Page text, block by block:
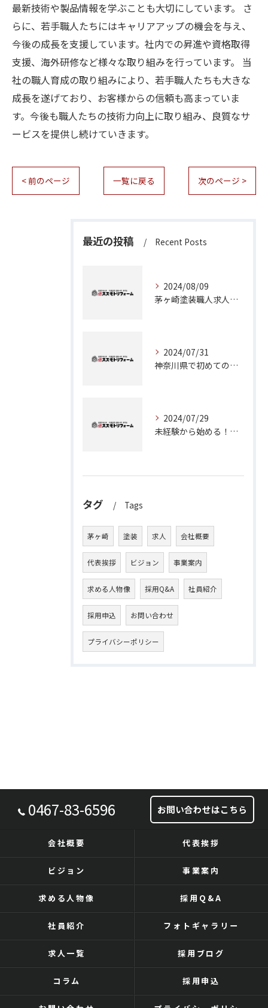
最新技術や製品情報を学ぶことも大切にしています。 さ
らに、若手職人たちにはキャリアアップの機会を与え、
今後の成長を支援しています。社内での昇進や資格取得
支援、海外研修など様々な取り組みを行っています。 当
社の職人育成の取り組みにより、若手職人たちも大きな
成長を遂げており、お客様からの信頼も高まっていま
す。今後も職人たちの技術力向上に取り組み、良質なサ
ービスを提供し続けていきます。
< 前のページ 一覧に戻る 次のページ >
最近の投稿 Recent Posts
2024/08/09
茅ヶ崎塗装職人求人：神奈川県で理想のキャリアを築くチャンス
2024/07/31
神奈川県で初めての外壁塗装に挑戦！成功のためのステップガイド
2024/07/29
未経験から始める！茅ヶ崎で塗装職人としてのキャリアアップ
タグ Tags
茅ヶ崎 塗装 求人 会社概要
代表挨拶 ビジョン 事業案内
求める人物像 採用Q&A 社員紹介
採用申込 お問い合わせ
プライバシーポリシー
0467-83-6596 お問い合わせはこちら
会社概要 代表挨拶
ビジョン 事業案内
求める人物像 採用Q&A
社員紹介 フォトギャラリー
求人一覧 採用ブログ
コラム 採用申込